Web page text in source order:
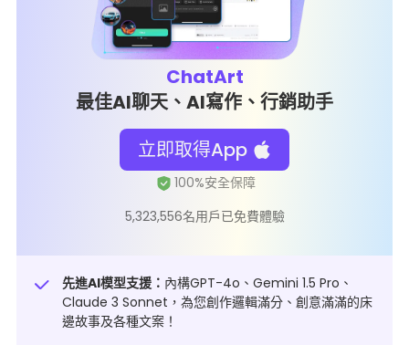
ChatArt
最佳AI聊天、AI寫作、行銷助手
立即取得App
5,323,556名用戶已免費體驗
先進AI模型支援： 內構GPT-4o、Gemini 1.5 Pro、
Claude 3 Sonnet，為您創作邏輯滿分、創意滿滿的床
邊故事及各種文案！